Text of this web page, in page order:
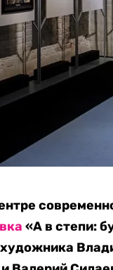
«А в степи: